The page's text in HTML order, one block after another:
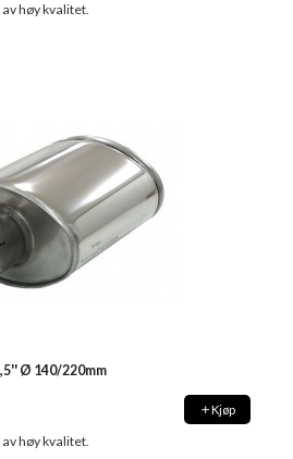
høy kvalitet.
Ø 140/220mm
Kjøp
høy kvalitet.